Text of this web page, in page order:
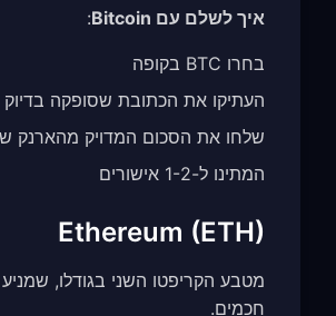
איך לשלם עם Bitcoin :
בחרו BTC בקופה
העתיקו את הכתובת שסופקה בדיוק
שלחו את הסכום המדויק מהארנק
המתינו ל-1-2 אישורים
Ethereum (ETH)
מטבע הקריפטו השני בגודלו, שמניע
חכמים.